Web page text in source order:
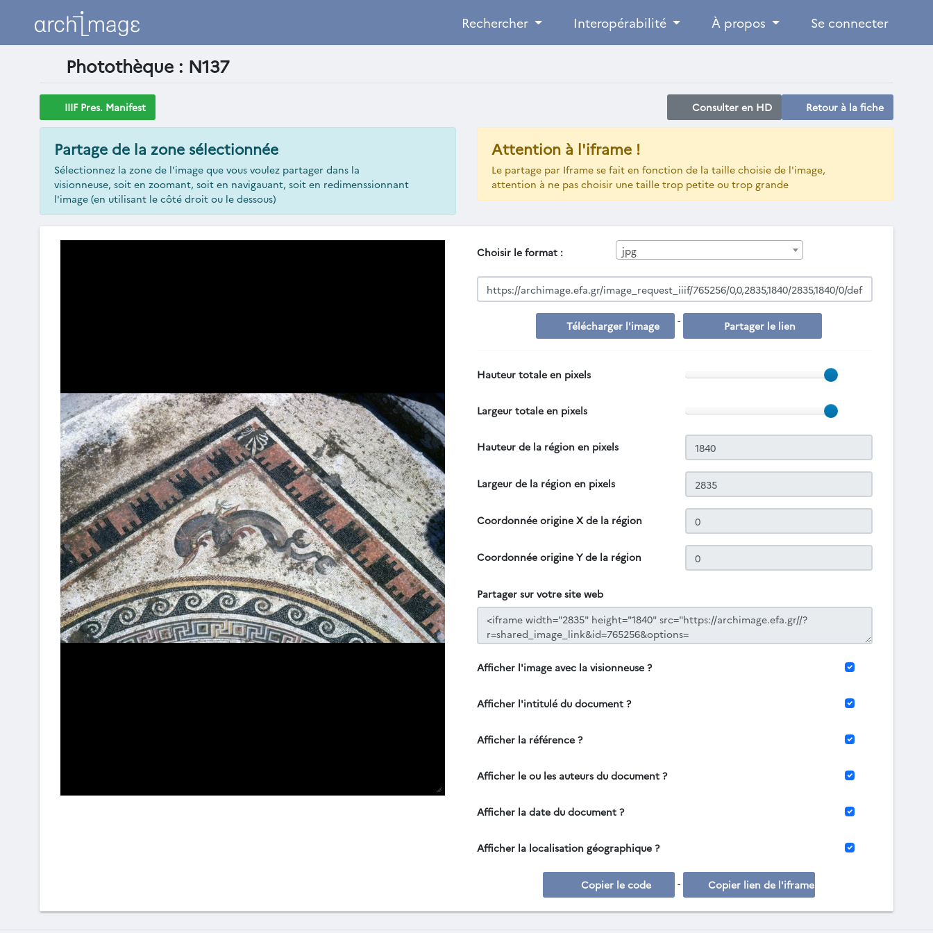
Rechercher Interopérabilité À propos Se connecter
Photothèque : N137
IIIF Pres. Manifest Retour à la fiche
Consulter en HD
Partage de la zone sélectionnée
Sélectionnez la zone de l'image que vous voulez partager dans la
visionneuse, soit en zoomant, soit en navigauant, soit en redimenssionnant
l'image (en utilisant le côté droit ou le dessous)
Attention à l'iframe !
Le partage par Iframe se fait en fonction de la taille choisie de l'image,
attention à ne pas choisir une taille trop petite ou trop grande
Choisir le format : jpg
Télécharger l'image - Partager le lien
Hauteur totale en pixels
Largeur totale en pixels
Hauteur de la région en pixels
Largeur de la région en pixels
Coordonnée origine X de la région
Coordonnée origine Y de la région
Partager sur votre site web
Afficher l'image avec la visionneuse ?
Afficher l'intitulé du document ?
Afficher la référence ?
Afficher le ou les auteurs du document ?
Afficher la date du document ?
Afficher la localisation géographique ?
Copier le code - Copier lien de l'iframe